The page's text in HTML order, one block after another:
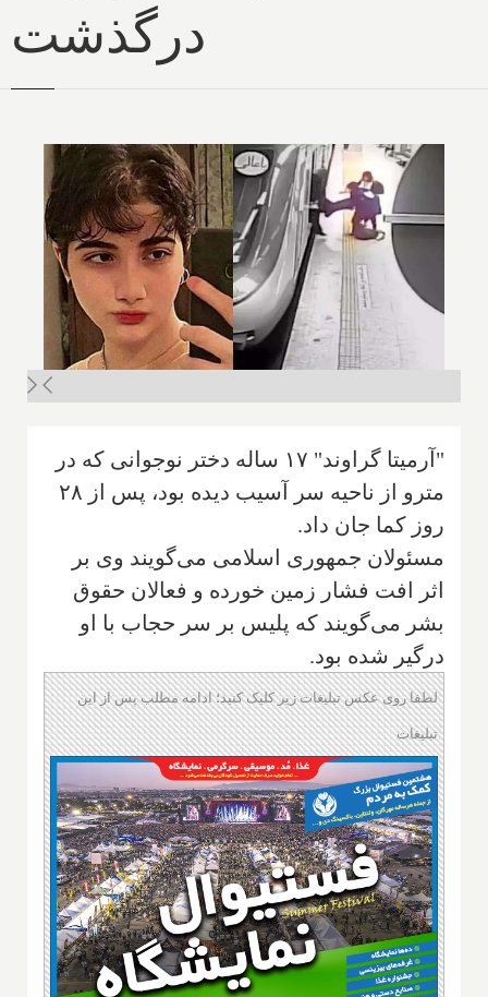
درگذشت
"آرمیتا گراوند" ۱۷ ساله دختر نوجوانی که در
مترو از ناحیه سر آسیب دیده بود، پس از ۲۸
روز کما جان داد.
مسئولان جمهوری اسلامی می‌گویند وی بر
اثر افت فشار زمین خورده و فعالان حقوق
بشر می‌گویند که پلیس بر سر حجاب با او
درگیر شده بود.
لطفا روی عکس تبلیغات زیر کلیک کنید؛ ادامه مطلب پس از این
تبلیغات